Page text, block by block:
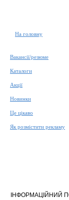
На головну
Вакансії/резюме
Каталоги
Акції
Новинки
Це цікаво
Як розмістити рекламу
ІНФОРМАЦІЙНИЙ